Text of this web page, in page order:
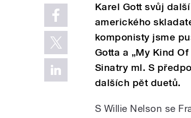
Karel Gott svůj
amerického
komponisty jsme
Gotta a „My Kind
Sinatry ml. S
dalších pět duetů.
S Willie Nelson se